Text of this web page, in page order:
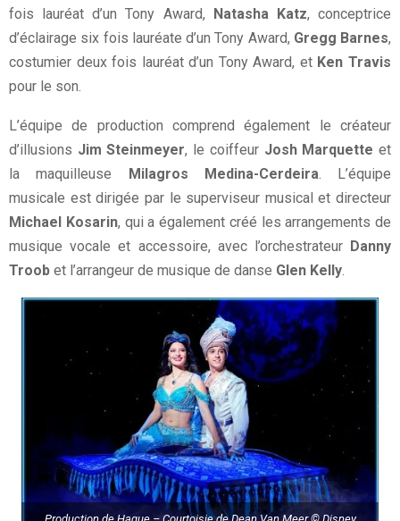
fois lauréat d’un Tony Award, Natasha Katz, conceptrice
d’éclairage six fois lauréate d’un Tony Award, Gregg Barnes,
costumier deux fois lauréat d’un Tony Award, et Ken Travis
pour le son.
L’équipe de production comprend également le créateur
d’illusions Jim Steinmeyer, le coiffeur Josh Marquette et
la maquilleuse Milagros Medina-Cerdeira. L’équipe
musicale est dirigée par le superviseur musical et directeur
Michael Kosarin, qui a également créé les arrangements de
musique vocale et accessoire, avec l’orchestrateur Danny
Troob et l’arrangeur de musique de danse Glen Kelly.